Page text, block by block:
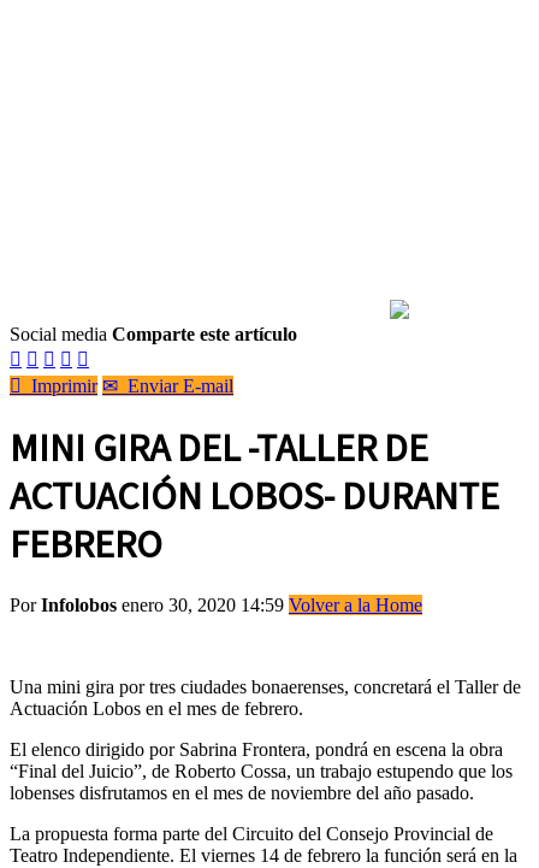
Social media Comparte este artículo
    
 Imprimir ✉ Enviar E-mail
MINI GIRA DEL -TALLER DE
ACTUACIÓN LOBOS- DURANTE
FEBRERO
PorInfolobos enero 30, 2020 14:59 Volver a la Home
Una mini gira por tres ciudades bonaerenses, concretará el Taller de
Actuación Lobos en el mes de febrero.
El elenco dirigido por Sabrina Frontera, pondrá en escena la obra
“Final del Juicio”, de Roberto Cossa, un trabajo estupendo que los
lobenses disfrutamos en el mes de noviembre del año pasado.
La propuesta forma parte del Circuito del Consejo Provincial de
Teatro Independiente. El viernes 14 de febrero la función será en la